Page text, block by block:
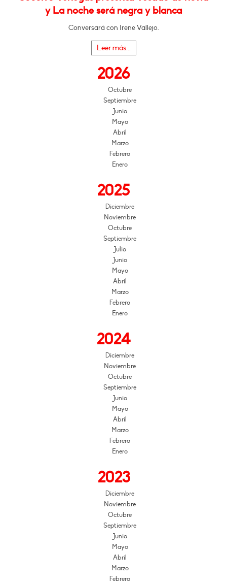
y La noche será negra y blanca
Conversará con Irene Vallejo.
Leer más...
2026
Octubre
Septiembre
Junio
Mayo
Abril
Marzo
Febrero
Enero
2025
Diciembre
Noviembre
Octubre
Septiembre
Julio
Junio
Mayo
Abril
Marzo
Febrero
Enero
2024
Diciembre
Noviembre
Octubre
Septiembre
Junio
Mayo
Abril
Marzo
Febrero
Enero
2023
Diciembre
Noviembre
Octubre
Septiembre
Junio
Mayo
Abril
Marzo
Febrero